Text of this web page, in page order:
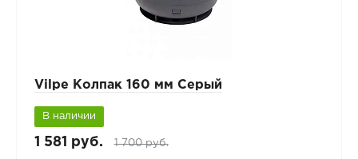
Vilpe Колпак 160 мм Серый
В наличии
1 581 руб. 1 700 руб.